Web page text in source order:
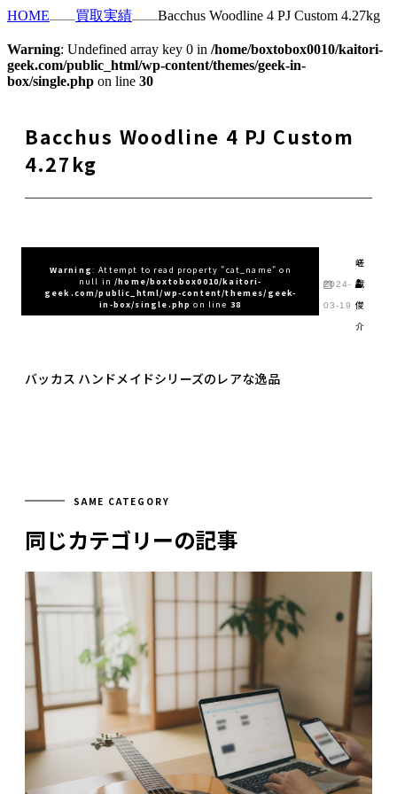
HOME 買取実績 Bacchus Woodline 4 PJ Custom 4.27kg
Warning: Undefined array key 0 in /home/boxtobox0010/kaitori-
geek.com/public_html/wp-content/themes/geek-in-
box/single.php on line 30
Bacchus Woodline 4 PJ Custom
4.27kg
Warning: Attempt to read property "cat_name" on
null in/home/boxtobox0010/kaitori-
geek.com/public_html/wp-content/themes/geek-
in-box/single.php on line 38
2024-
03-19
嵯
峨
俊
介
バッカス ハンドメイドシリーズのレアな逸品
SAME CATEGORY
同じカテゴリーの記事